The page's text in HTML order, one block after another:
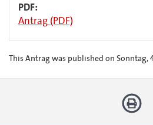
PDF:
Antrag (PDF)
This Antrag was published on Sonntag,